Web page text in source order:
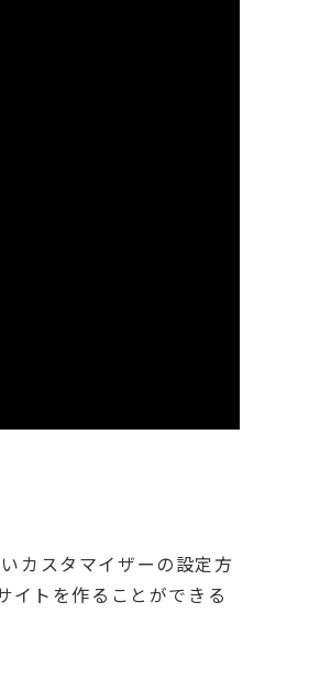
カスタマイザーの設定方
イトを作ることができる